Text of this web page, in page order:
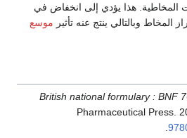
المخاطية. هذا يؤدي إلى انخفاض في
المخاط وبالتالي ينتج عنه تأثير موسع
British national formulary : BNF
Pharmaceutical Press.
.